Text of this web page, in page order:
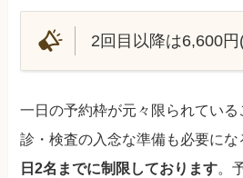
2回目以降は6,600円
一日の予約枠が元々限られてい
診・検査の入念な準備も必要にな
日2名までに制限しております。